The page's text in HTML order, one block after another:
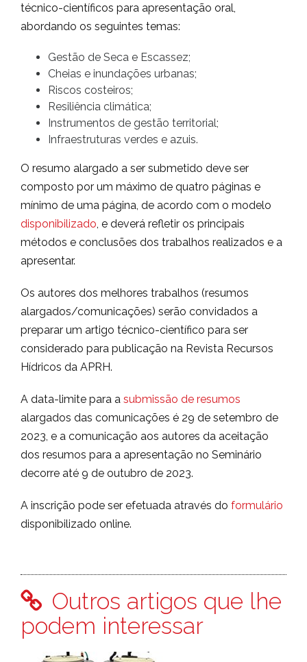
técnico-científicos para apresentação oral,
abordando os seguintes temas:
Gestão de Seca e Escassez;
Cheias e inundações urbanas;
Riscos costeiros;
Resiliência climática;
Instrumentos de gestão territorial;
Infraestruturas verdes e azuis.
O resumo alargado a ser submetido deve ser
composto por um máximo de quatro páginas e
mínimo de uma página, de acordo com o modelo
disponibilizado , e deverá refletir os principais
métodos e conclusões dos trabalhos realizados e a
apresentar.
Os autores dos melhores trabalhos (resumos
alargados/comunicações) serão convidados a
preparar um artigo técnico-científico para ser
considerado para publicação na Revista Recursos
Hídricos da APRH.
A data-limite para a submissão de resumos
alargados das comunicações é 29 de setembro de
2023, e a comunicação aos autores da aceitação
dos resumos para a apresentação no Seminário
decorre até 9 de outubro de 2023.
A inscrição pode ser efetuada através do formulário
disponibilizado online.
Outros artigos que lhe
podem interessar